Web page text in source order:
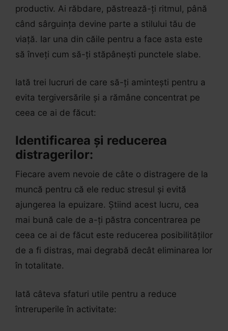
productiv. Ai răbdare, păstrează-ți ritmul, până
când sârguința devine parte a stilului tău de
viață. Iar una din căile pentru a face asta este
să înveți cum să-ți stăpânești punctele slabe.
Iată trei lucruri de care să-ți amintești pentru a
evita tergiversările și a rămâne concentrat pe
ceea ce ai de făcut:
Identificarea și reducerea
distragerilor:
Fiecare avem nevoie de câte o distragere de la
muncă pentru că ele reduc stresul și evită
ajungerea la epuizare. Știind acest lucru, cea
mai bună cale de a-ți păstra concentrarea pe
ceea ce ai de făcut este reducerea posibilităților
de a fi distras, mai degrabă decât eliminarea lor
în totalitate.
Iată câteva sfaturi utile pentru a reduce
întreruperile în activitate: